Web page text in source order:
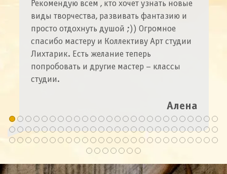
Рекомендую всем , кто хочет узнать новые
виды творчества, развивать фантазию и
просто отдохнуть душой ;)) Огромное
спасибо мастеру и Коллективу Арт студии
Лихтарик. Есть желание теперь
попробовать и другие мастер – классы
студии.
Алена